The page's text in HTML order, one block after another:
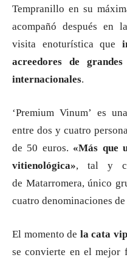
Tempranillo en su
acompañó después en
visita enoturística que
acreedores de
internacionales.
‘Premium Vinum’ es
entre dos y cuatro
de 50 euros. «Más que
vitienológica», tal y
de Matarromera, único
cuatro denominaciones
El momento de la cata vip
se convierte en el mejor